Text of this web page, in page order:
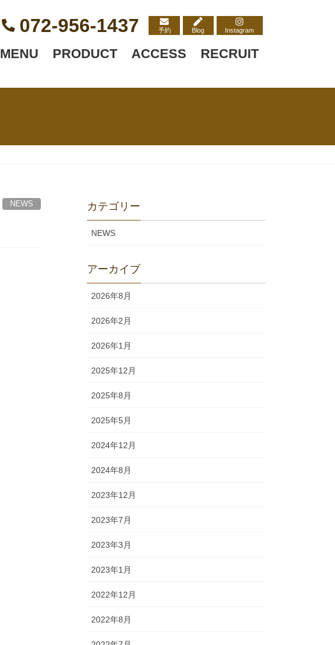
072-956-1437 予約 Blog Instagram
MENU PRODUCT ACCESS RECRUIT
NEWS カテゴリー
NEWS
アーカイブ
2026年8月
2026年2月
2026年1月
2025年12月
2025年8月
2025年5月
2024年12月
2024年8月
2023年12月
2023年7月
2023年3月
2023年1月
2022年12月
2022年8月